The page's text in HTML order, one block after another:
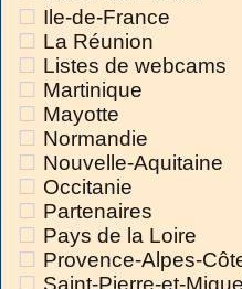
Ile-de-France
La Réunion
Listes de webcams
Martinique
Mayotte
Normandie
Nouvelle-Aquitaine
Occitanie
Partenaires
Pays de la Loire
Provence-Alpes-
Saint-Pierre-et-